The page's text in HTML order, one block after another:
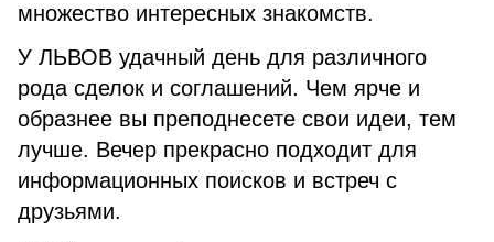
множество интересных знакомств.
У ЛЬВОВ удачный день для различного
рода сделок и соглашений. Чем ярче и
образнее вы преподнесете свои идеи, тем
лучше. Вечер прекрасно подходит для
информационных поисков и встреч с
друзьями.